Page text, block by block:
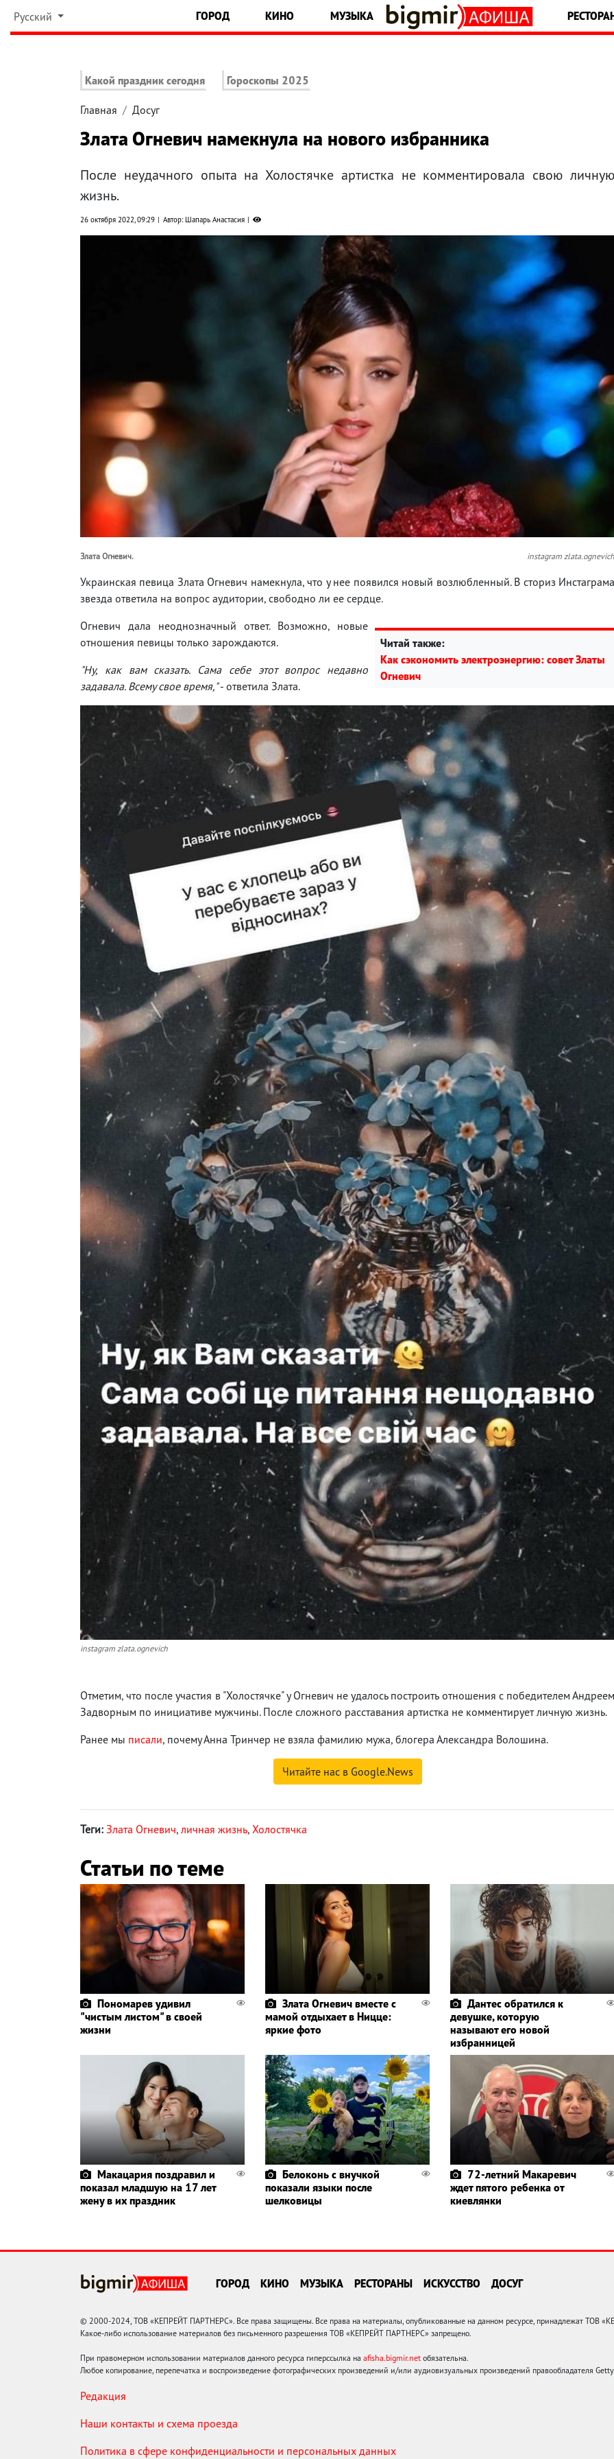
Русский ГОРОД КИНО МУЗЫКА
Какой праздник сегодня Гороскопы 2025
Главная Досуг
Злата Огневич намекнула на нового избранника
После неудачного опыта на Холостячке артистка не комментировала свою личную
жизнь.
26 октября 2022, 09:29 Автор: Шапарь Анастасия
Злата Огневич. instagram zlata.ognevich
Украинская певица Злата Огневич намекнула, что у нее появился новый возлюбленный. В сториз Инстаграма
звезда ответила на вопрос аудитории, свободно ли ее сердце.
Читай также:
Как сэкономить электроэнергию: совет Златы
Огневич
Огневич дала неоднозначный ответ. Возможно, новые
отношения певицы только зарождаются.
"Ну, как вам сказать. Сама себе этот вопрос недавно
задавала. Всему свое время,"- ответила Злата.
instagram zlata.ognevich
Отметим, что после участия в "Холостячке" у Огневич не удалось построить отношения с победителем Андреем
Задворным по инициативе мужчины. После сложного расставания артистка не комментирует личную жизнь.
Ранее мы писали, почему Анна Тринчер не взяла фамилию мужа, блогера Александра Волошина.
Читайте нас в Google.News
Теги: Злата Огневич, личная жизнь, Холостячка
Статьи по теме
Пономарев удивил
"чистым листом" в своей
жизни
Злата Огневич вместе с
мамой отдыхает в Ницце:
яркие фото
Дантес обратился к
девушке, которую
называют его новой
избранницей
Макацария поздравил и
показал младшую на 17 лет
жену в их праздник
Белоконь с внучкой
показали языки после
шелковицы
72-летний Макаревич
ждет пятого ребенка от
киевлянки
ГОРОД КИНО МУЗЫКА РЕСТОРАНЫ ИСКУССТВО ДОСУГ
© 2000-2024, ТОВ «КЕПРЕЙТ ПАРТНЕРС». Все права защищены. Все права на материалы, опубликованные на данном ресурсе, принадлежат ТОВ
Какое-либо использование материалов без письменного разрешения ТОВ «КЕПРЕЙТ ПАРТНЕРС» запрещено.
При правомерном использовании материалов данного ресурса гиперссылка на afisha.bigmir.net обязательна.
Любое копирование, перепечатка и воспроизведение фотографических произведений и/или аудиовизуальных произведений правообладателя
Редакция
Наши контакты и схема проезда
Политика в сфере конфиденциальности и персональных данных